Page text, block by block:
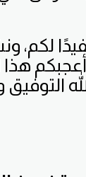
لكم،
هذا